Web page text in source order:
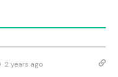
2 years ago